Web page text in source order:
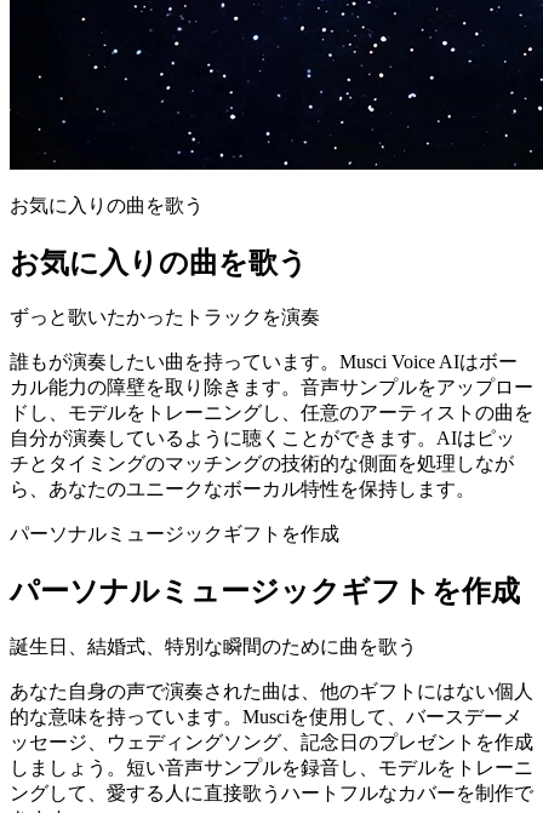
お気に入りの曲を歌う
お気に入りの曲を歌う
ずっと歌いたかったトラックを演奏
誰もが演奏したい曲を持っています。Musci Voice AIはボー
カル能力の障壁を取り除きます。音声サンプルをアップロー
ドし、モデルをトレーニングし、任意のアーティストの曲を
自分が演奏しているように聴くことができます。AIはピッ
チとタイミングのマッチングの技術的な側面を処理しなが
ら、あなたのユニークなボーカル特性を保持します。
パーソナルミュージックギフトを作成
パーソナルミュージックギフトを作成
誕生日、結婚式、特別な瞬間のために曲を歌う
あなた自身の声で演奏された曲は、他のギフトにはない個人
的な意味を持っています。Musciを使用して、バースデーメ
ッセージ、ウェディングソング、記念日のプレゼントを作成
しましょう。短い音声サンプルを録音し、モデルをトレーニ
ングして、愛する人に直接歌うハートフルなカバーを制作で